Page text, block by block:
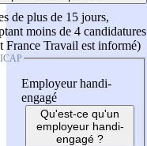
de plus de 15 jours,
moins de 4 candidatures
France Travail est informé)
Employeur handi-
engagé
Qu'est-ce qu'un
employeur handi-
engagé ?